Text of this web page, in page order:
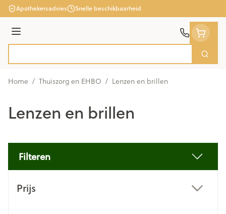
Ga naar de inhoud
Apothekersadvies Snelle beschikbaarheid
Menu
Zoek
Home / Thuiszorg en EHBO / Lenzen en brillen
Lenzen en brillen
Filteren
Prijs